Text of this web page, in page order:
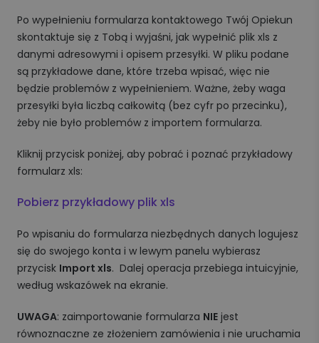
Po wypełnieniu formularza kontaktowego Twój Opiekun
skontaktuje się z Tobą i wyjaśni, jak wypełnić plik xls z
danymi adresowymi i opisem przesyłki. W pliku podane
są przykładowe dane, które trzeba wpisać, więc nie
będzie problemów z wypełnieniem. Ważne, żeby waga
przesyłki była liczbą całkowitą (bez cyfr po przecinku),
żeby nie było problemów z importem formularza.
Kliknij przycisk poniżej, aby pobrać i poznać przykładowy
formularz xls:
Pobierz przykładowy plik xls
Po wpisaniu do formularza niezbędnych danych logujesz
się do swojego konta i w lewym panelu wybierasz
przycisk Import xls. Dalej operacja przebiega intuicyjnie,
według wskazówek na ekranie.
UWAGA: zaimportowanie formularza NIE jest
równoznaczne ze złożeniem zamówienia i nie uruchamia